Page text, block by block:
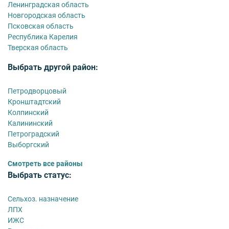
Ленинградская область
Новгородская область
Псковская область
Республика Карелия
Тверская область
Выбрать другой район:
Петродворцовый
Кронштадтский
Колпинский
Калининский
Петроградский
Выборгский
Смотреть все районы
Выбрать статус:
Сельхоз. назначение
ЛПХ
ИЖС